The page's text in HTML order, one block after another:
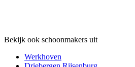
Bekijk ook schoonmakers uit
Werkhoven